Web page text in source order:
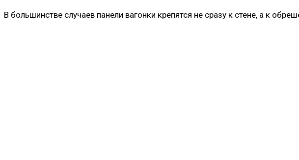
В большинстве случаев панели вагонки крепятся не сразу к стене, а к